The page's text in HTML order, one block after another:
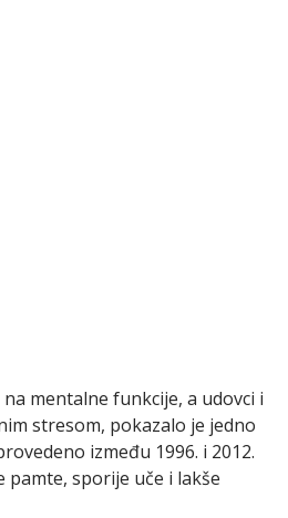
mentalne funkcije, a udovci i
stresom, pokazalo je jedno
između 1996. i 2012.
pamte, sporije uče i lakše